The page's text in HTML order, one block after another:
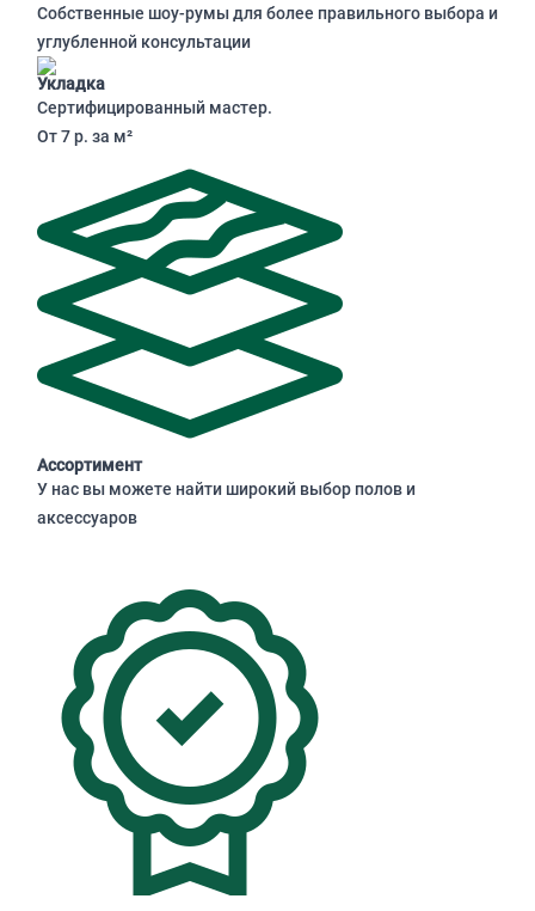
Собственные шоу-румы для более правильного выбора и
углубленной консультации
Укладка
Сертифицированный мастер.
От 7 р. за м²
Ассортимент
У нас вы можете найти широкий выбор полов и
аксессуаров